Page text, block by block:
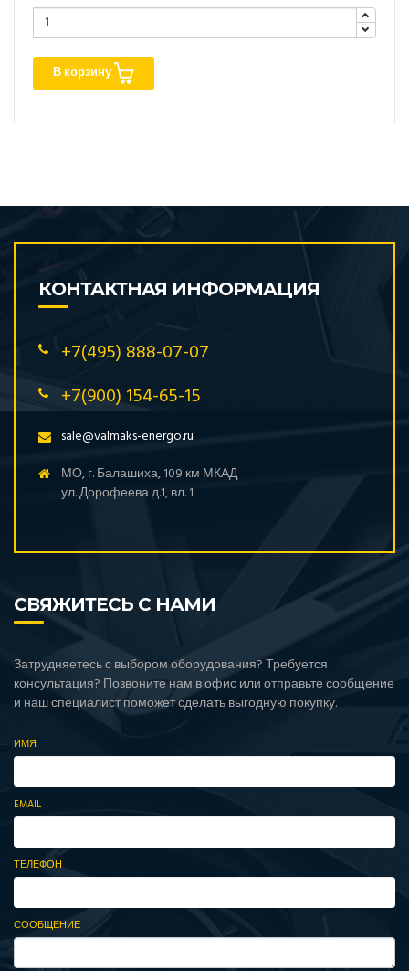
В корзину
КОНТАКТНАЯ ИНФОРМАЦИЯ
+7(495) 888-07-07
+7(900) 154-65-15
sale@valmaks-energo.ru
МО, г. Балашиха, 109 км МКАД
ул. Дорофеева д.1, вл. 1
СВЯЖИТЕСЬ С НАМИ
Затрудняетесь с выбором оборудования? Требуется
консультация? Позвоните нам в офис или отправьте сообщение
и наш специалист поможет сделать выгодную покупку.
ИМЯ
EMAIL
ТЕЛЕФОН
СООБЩЕНИЕ